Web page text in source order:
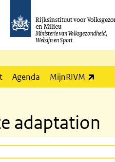
Rijksinstituut voor
en Milieu
Ministerie van Volksgezondheid,
Welzijn en Sport
Agenda MijnRIVM
adaptation